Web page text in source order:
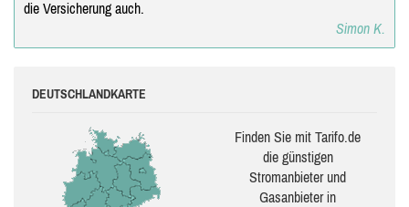
die Versicherung auch.
Simon K.
DEUTSCHLANDKARTE
Finden Sie mit Tarifo.de
die güns­ti­gen
Stromanbieter und
Gasanbieter in